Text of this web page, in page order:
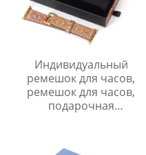
Индивидуальный
ремешок для часов,
ремешок для часов,
подарочная
ящиком YSPBOX-1284